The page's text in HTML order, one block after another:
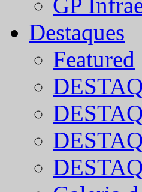
Destaques
Featured